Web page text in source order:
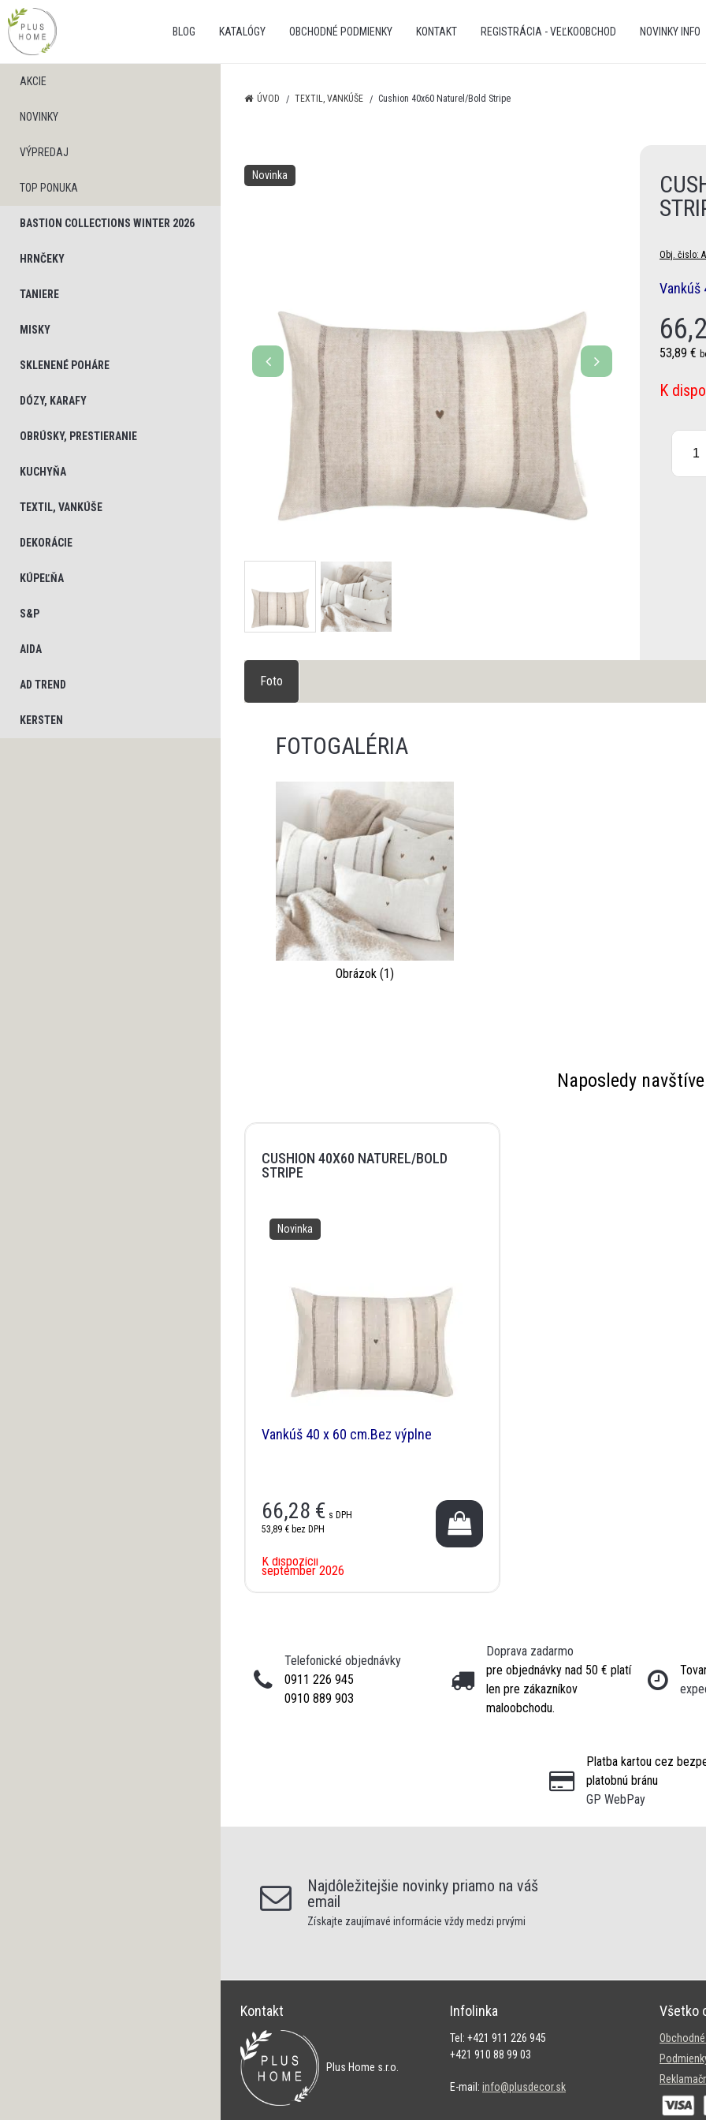
BLOG KATALÓGY OBCHODNÉ PODMIENKY KONTAKT REGISTRÁCIA - VEĽKOOBCHOD NOVINKY INFO
AKCIE
NOVINKY
VÝPREDAJ
TOP PONUKA
BASTION COLLECTIONS WINTER 2026
HRNČEKY
TANIERE
MISKY
SKLENENÉ POHÁRE
DÓZY, KARAFY
OBRÚSKY, PRESTIERANIE
KUCHYŇA
TEXTIL, VANKÚŠE
DEKORÁCIE
KÚPEĽŇA
S&P
AIDA
AD TREND
KERSTEN
ÚVOD TEXTIL, VANKÚŠE Cushion 40x60 Naturel/Bold Stripe
Novinka
Obj. čislo:
Vankúš
53,89 €
K
Foto
FOTOGALÉRIA
Obrázok (1)
Naposledy
CUSHION 40X60 NATUREL/BOLD
STRIPE
Novinka
Vankúš 40 x 60 cm.Bez výplne
66,28 € s DPH
53,89 € bez DPH
K dispozícii
september 2026
Telefonické objednávky
0911 226 945
0910 889 903
Doprava zadarmo
pre objednávky nad 50 € platí
len pre zákazníkov
maloobchodu.
Platba kartou cez
platobnú bránu
GP WebPay
Najdôležitejšie novinky priamo na váš
email
Získajte zaujímavé informácie vždy medzi prvými
Kontakt
Plus Home s.r.o.
Infolinka
Tel: +421 911 226 945
+421 910 88 99 03
E-mail: info@plusdecor.sk
Všetko